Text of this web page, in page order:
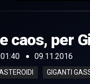
of
40
secondsVolume
0%
caos, per
09.11.2016
GIGANTI